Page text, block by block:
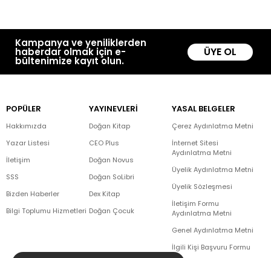
Kampanya ve yeniliklerden
haberdar olmak için e-
bültenimize kayıt olun.
ÜYE OL
POPÜLER
Hakkımızda
Yazar Listesi
İletişim
SSS
Bizden Haberler
Bilgi Toplumu Hizmetleri
YAYINEVLERİ
Doğan Kitap
CEO Plus
Doğan Novus
Doğan SoLibri
Dex Kitap
Doğan Çocuk
YASAL BELGELER
Çerez Aydınlatma Metni
İnternet Sitesi
Aydınlatma Metni
Üyelik Aydınlatma Metni
Üyelik Sözleşmesi
İletişim Formu
Aydınlatma Metni
Genel Aydınlatma Metni
İlgili Kişi Başvuru Formu